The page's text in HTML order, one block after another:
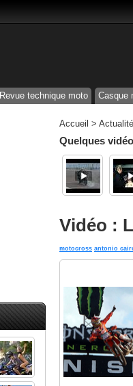
Revue technique moto Casque
Accueil >
Quelques
Vidéo :
motocross antonio